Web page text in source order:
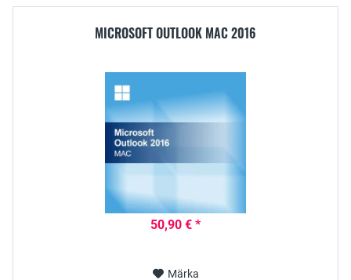
MICROSOFT OUTLOOK MAC 2016
50,90 € *
Märka